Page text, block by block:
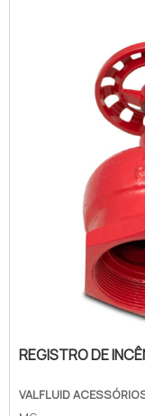
REGISTRO DE
VALFLUID